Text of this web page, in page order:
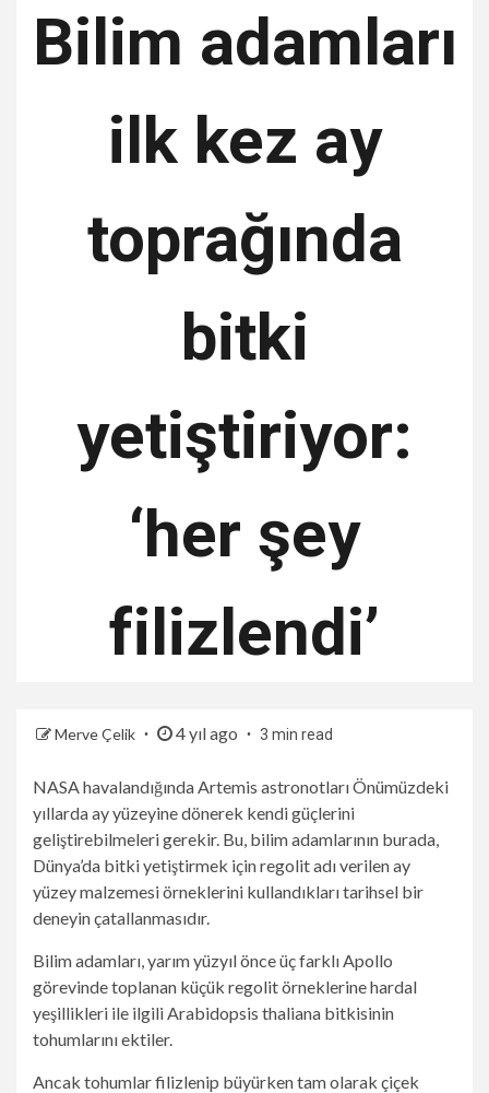
Bilim adamları
ilk kez ay
toprağında
bitki
yetiştiriyor:
‘her şey
filizlendi’
Merve Çelik 4 yıl ago 3 min read
NASA havalandığındaArtemis astronotlarıÖnümüzdeki
yıllarda ay yüzeyine dönerek kendi güçlerini
geliştirebilmeleri gerekir. Bu, bilim adamlarının burada,
Dünya’da bitki yetiştirmek için regolit adı verilen ay
yüzey malzemesi örneklerini kullandıkları tarihsel bir
deneyin çatallanmasıdır.
Bilim adamları, yarım yüzyıl önce üç farklı Apollo
görevinde toplanan küçük regolit örneklerine hardal
yeşillikleri ile ilgili Arabidopsis thaliana bitkisinin
tohumlarını ektiler.
Ancak tohumlar filizlenip büyürken tam olarak çiçek